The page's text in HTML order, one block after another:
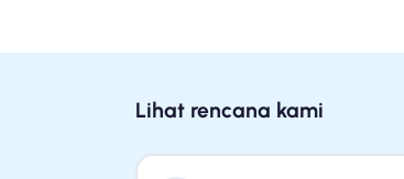
Lihat rencana kami